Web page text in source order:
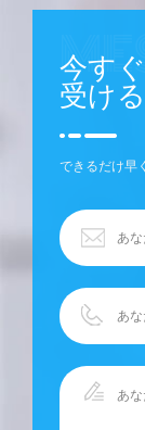
今す
受ける
できるだけ早